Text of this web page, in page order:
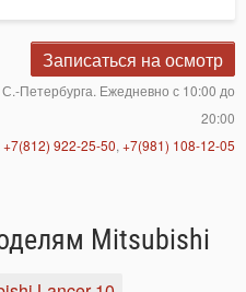
Записаться на осмотр
Петербурга. Ежедневно с 10:00 до
20:00
+7(812) 922-25-50, +7(981) 108-12-05
Mitsubishi